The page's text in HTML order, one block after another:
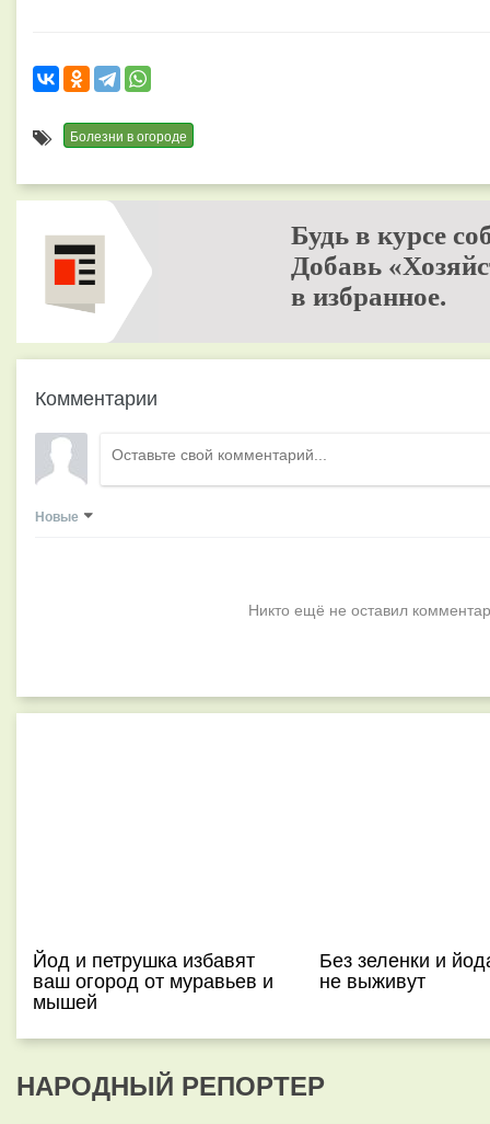
Болезни в огороде
Будь в курсе
Добавь
в избранное.
Комментарии
Новые
Никто ещё не оставил
Йод и петрушка избавят
ваш огород от муравьев и
мышей
Без зеленки и
не выживут
НАРОДНЫЙ РЕПОРТЕР